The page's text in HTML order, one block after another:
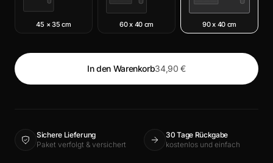
45 × 35 cm 60 x 40 cm 90 x 40 cm
In den Warenkorb34,90 €
Sichere Lieferung
Paket verfolgt & versichert
30 Tage Rückgabe
kostenlos und einfach